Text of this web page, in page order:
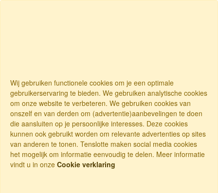
Wij gebruiken functionele cookies om je een optimale
gebruikerservaring te bieden. We gebruiken analytische cookies
om onze website te verbeteren. We gebruiken cookies van
onszelf en van derden om (advertentie)aanbevelingen te doen
die aansluiten op je persoonlijke interesses. Deze cookies
kunnen ook gebruikt worden om relevante advertenties op sites
van anderen te tonen. Tenslotte maken social media cookies
het mogelijk om informatie eenvoudig te delen. Meer informatie
vindt u in onze Cookie verklaring